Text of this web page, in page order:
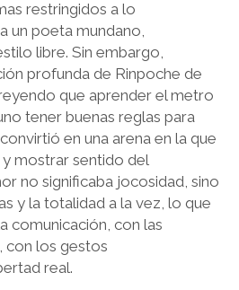
restringidos a lo
un poeta mundano,
libre. Sin embargo,
profunda de Rinpoche de
que aprender el metro
tener buenas reglas para
en una arena en la que
mostrar sentido del
no significaba jocosidad, sino
y la totalidad a la vez, lo que
comunicación, con las
con los gestos
real.